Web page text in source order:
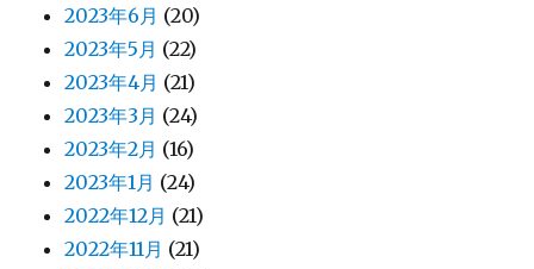
2023年6月 (20)
2023年5月 (22)
2023年4月 (21)
2023年3月 (24)
2023年2月 (16)
2023年1月 (24)
2022年12月 (21)
2022年11月 (21)